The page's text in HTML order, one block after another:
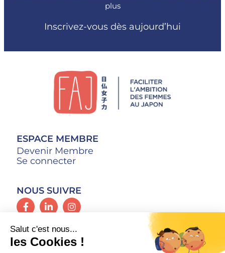
plus
Inscrivez-vous dès aujourd’hui
ESPACE MEMBRE
Devenir Membre
Se connecter
NOUS SUIVRE
CONTACT